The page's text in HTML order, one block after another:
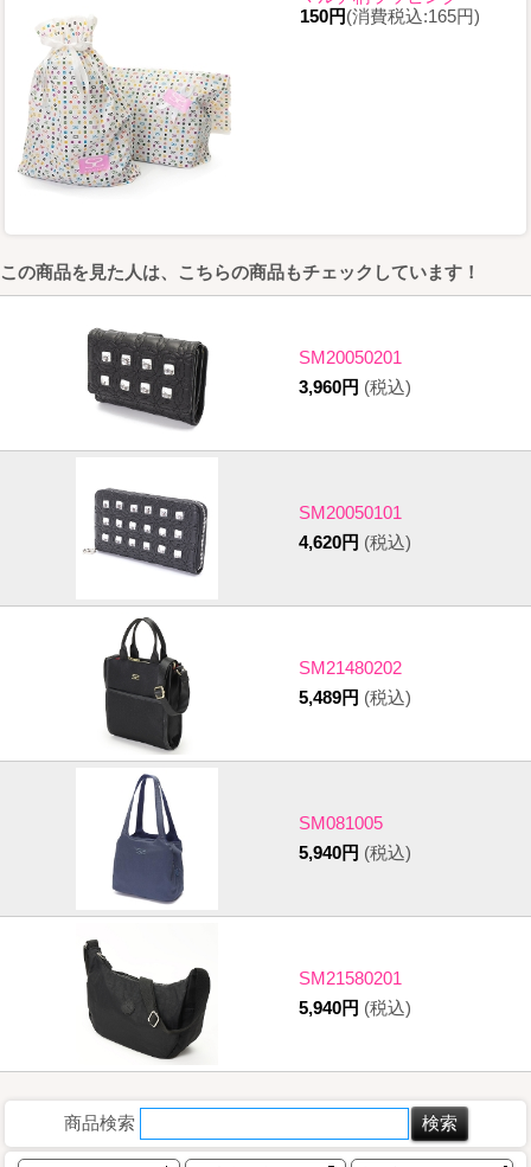
150円(消費税込:165円)
この商品を見た人は、こちらの商品もチェックしています！
SM20050201
3,960円 (税込)
SM20050101
4,620円 (税込)
SM21480202
5,489円 (税込)
SM081005
5,940円 (税込)
SM21580201
5,940円 (税込)
商品検索